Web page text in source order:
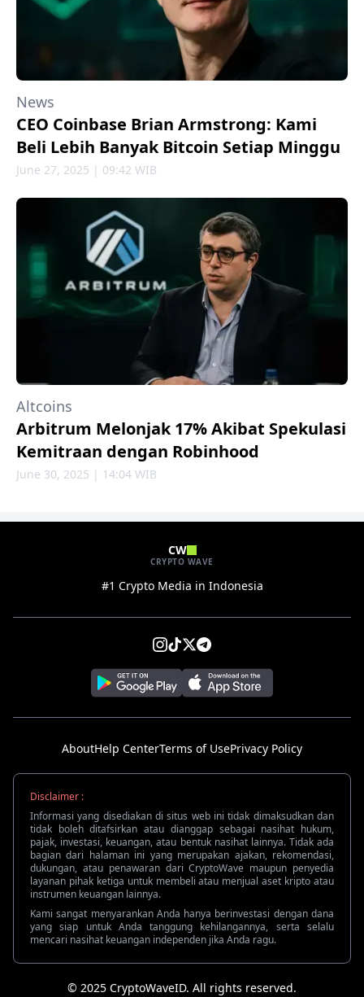
News
CEO Coinbase Brian Armstrong: Kami
Beli Lebih Banyak Bitcoin Setiap Minggu
June 27, 2025 | 09:42 WIB
Altcoins
Arbitrum Melonjak 17% Akibat Spekulasi
Kemitraan dengan Robinhood
June 30, 2025 | 14:04 WIB
CW
CRYPTO WAVE
#1 Crypto Media in Indonesia
AboutHelp CenterTerms of UsePrivacy Policy
Disclaimer :
Informasi yang disediakan di situs web ini tidak dimaksudkan dan
tidak boleh ditafsirkan atau dianggap sebagai nasihat hukum,
pajak, investasi, keuangan, atau bentuk nasihat lainnya. Tidak ada
bagian dari halaman ini yang merupakan ajakan, rekomendasi,
dukungan, atau penawaran dari CryptoWave maupun penyedia
layanan pihak ketiga untuk membeli atau menjual aset kripto atau
instrumen keuangan lainnya.
Kami sangat menyarankan Anda hanya berinvestasi dengan dana
yang siap untuk Anda tanggung kehilangannya, serta selalu
mencari nasihat keuangan independen jika Anda ragu.
© 2025 CryptoWaveID. All rights reserved.